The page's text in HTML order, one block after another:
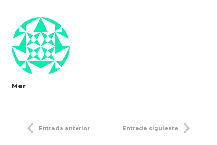
Mer
Entrada anterior Entrada siguiente